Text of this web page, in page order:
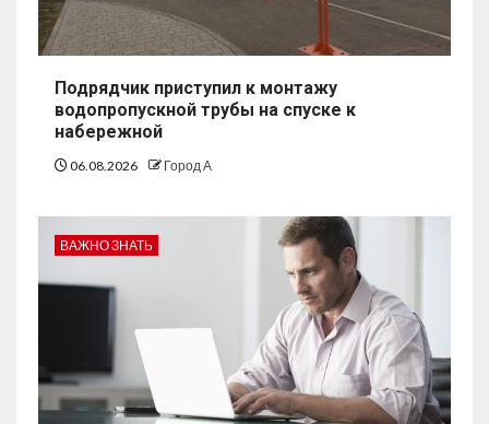
Подрядчик приступил к монтажу
водопропускной трубы на спуске к
набережной
06.08.2026 Город А
ВАЖНО ЗНАТЬ